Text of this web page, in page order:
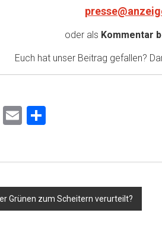
oder als Kommentar
Euch hat unser Beitrag gefallen?
Messenger
Email
Grünen zum Scheitern verurteilt?